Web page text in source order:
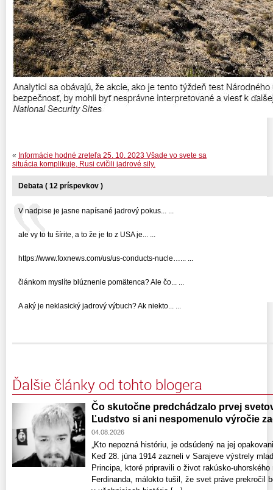
« Informácie hodné zreteľa 25. 10. 2023 Všade vo svete sa
situácia komplikuje, Rusi cvičili jadrové sily.
Debata ( 12 príspevkov )
V nadpise je jasne napísané jadrový pokus... ...
ale vy to tu šírite, a to že je to z USA je... ...
https://www.foxnews.com/us/us-conducts-nucle…... ...
článkom myslíte blúznenie pomätenca? Ale čo... ...
A aký je neklasický jadrový výbuch? Ak niekto... ...
Ďalšie články od tohto blogera
Čo skutočne predchádzalo prvej
Ľudstvo si ani nespomenulo výročie
04.08.2026
„Kto nepozná históriu, je odsúdený na jej
Keď 28. júna 1914 zazneli v Sarajeve výstrely
Principa, ktoré pripravili o život rakúsko-
Ferdinanda, málokto tušil, že svet práve prekročil